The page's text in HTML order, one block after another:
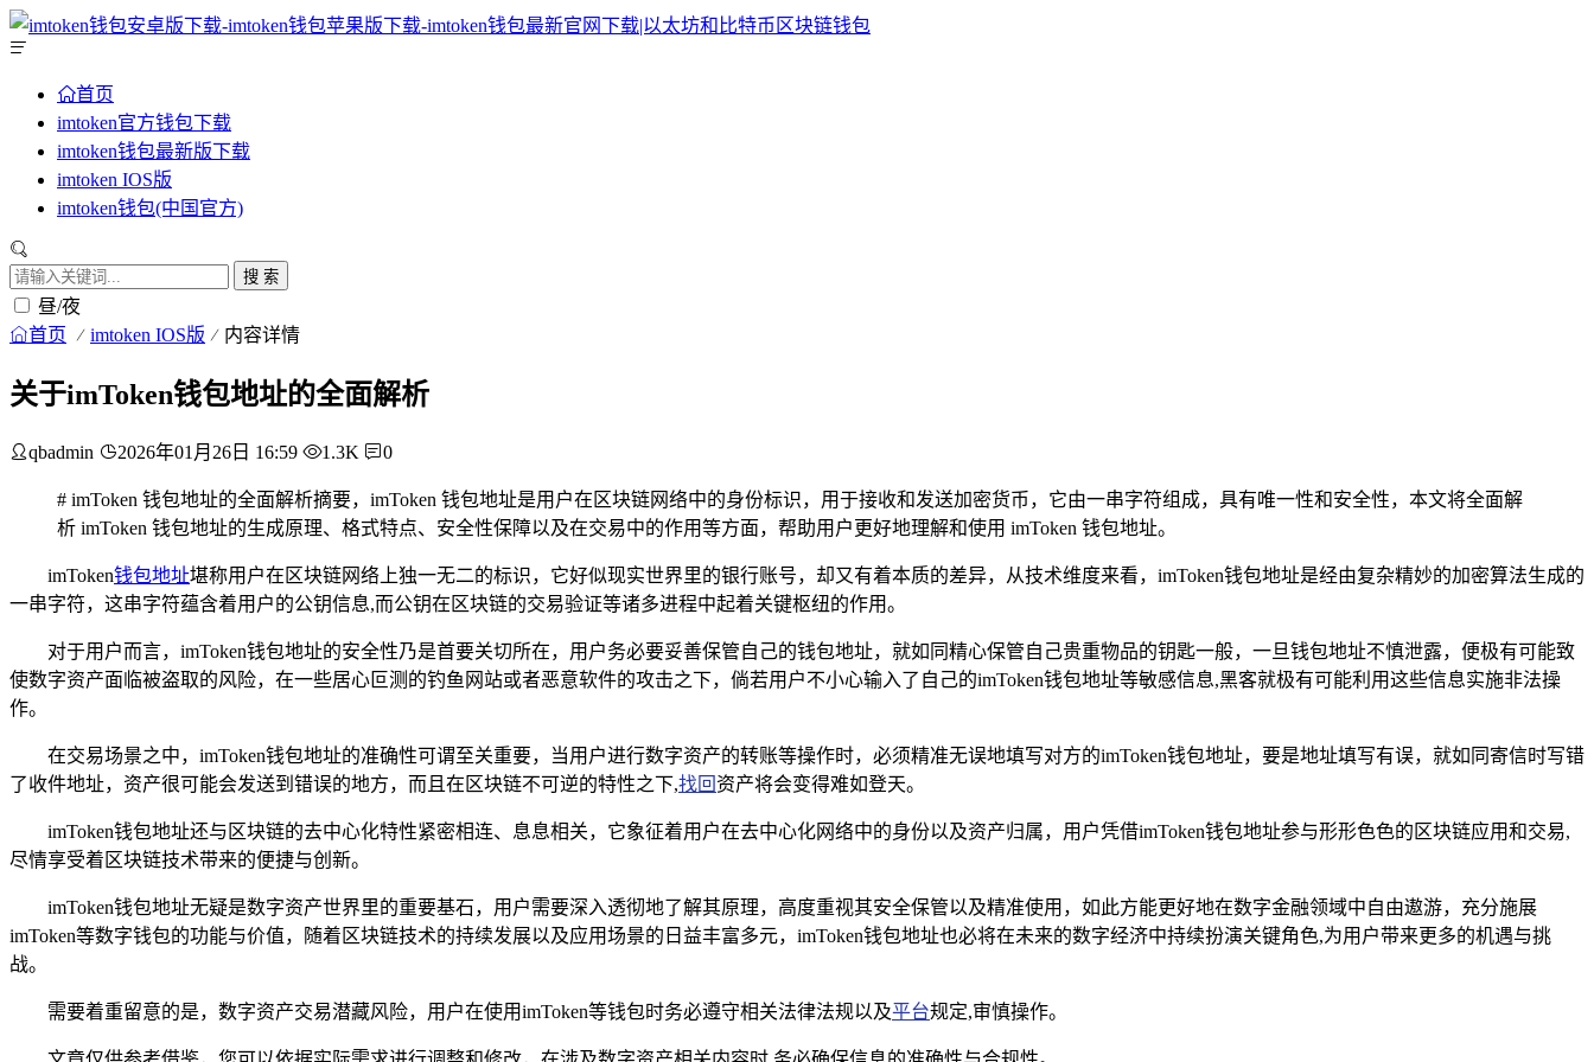
首页
imtoken官方钱包下载
imtoken钱包最新版下载
imtoken IOS版
imtoken钱包(中国官方)
搜 索
昼/夜
首页 imtoken IOS版 内容详情
关于imToken钱包地址的全面解析
qbadmin 2026年01月26日 16:59 1.3K 0
# imToken 钱包地址的全面解析摘要，imToken 钱包地址是用户在区块链网络中的身份标识，用于接收和发送加密货币，它由一串字符组成，具有唯一性和安全性，本文将全面解
析 imToken 钱包地址的生成原理、格式特点、安全性保障以及在交易中的作用等方面，帮助用户更好地理解和使用 imToken 钱包地址。
imToken钱包地址堪称用户在区块链网络上独一无二的标识，它好似现实世界里的银行账号，却又有着本质的差异，从技术维度来看，imToken钱包地址是经由复杂精妙的加密算法生成的
一串字符，这串字符蕴含着用户的公钥信息,而公钥在区块链的交易验证等诸多进程中起着关键枢纽的作用。
对于用户而言，imToken钱包地址的安全性乃是首要关切所在，用户务必要妥善保管自己的钱包地址，就如同精心保管自己贵重物品的钥匙一般，一旦钱包地址不慎泄露，便极有可能致
使数字资产面临被盗取的风险，在一些居心叵测的钓鱼网站或者恶意软件的攻击之下，倘若用户不小心输入了自己的imToken钱包地址等敏感信息,黑客就极有可能利用这些信息实施非法操
作。
在交易场景之中，imToken钱包地址的准确性可谓至关重要，当用户进行数字资产的转账等操作时，必须精准无误地填写对方的imToken钱包地址，要是地址填写有误，就如同寄信时写错
了收件地址，资产很可能会发送到错误的地方，而且在区块链不可逆的特性之下,找回 资产将会变得难如登天。
imToken钱包地址还与区块链的去中心化特性紧密相连、息息相关，它象征着用户在去中心化网络中的身份以及资产归属，用户凭借imToken钱包地址参与形形色色的区块链应用和交易,
尽情享受着区块链技术带来的便捷与创新。
imToken钱包地址无疑是数字资产世界里的重要基石，用户需要深入透彻地了解其原理，高度重视其安全保管以及精准使用，如此方能更好地在数字金融领域中自由遨游，充分施展
imToken等数字钱包的功能与价值，随着区块链技术的持续发展以及应用场景的日益丰富多元，imToken钱包地址也必将在未来的数字经济中持续扮演关键角色,为用户带来更多的机遇与挑
战。
需要着重留意的是，数字资产交易潜藏风险，用户在使用imToken等钱包时务必遵守相关法律法规以及平台规定,审慎操作。